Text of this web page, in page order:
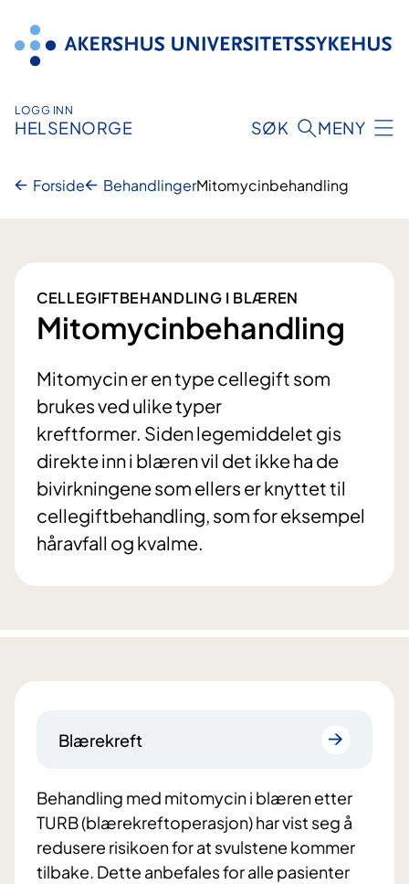
innhold
LOGG INN
HELSENORGE SØK MENY
Forside BehandlingerMitomycinbehandling
CELLEGIFTBEHANDLING I BLÆREN
Mitomycinbehandling
Mitomycin er en type cellegift som
brukes ved ulike typer
kreftformer. Siden legemiddelet gis
direkte inn i blæren vil det ikke ha de
bivirkningene som ellers er knyttet til
cellegiftbehandling, som for eksempel
håravfall og kvalme.
Blærekreft
Behandling med mitomycin i blæren etter
TURB (blærekreftoperasjon) har vist seg å
redusere risikoen for at svulstene kommer
tilbake. Dette anbefales for alle pasienter